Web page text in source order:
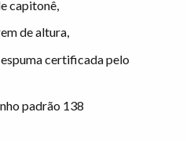
capitonê,
de altura,
certificada pelo
padrão 138